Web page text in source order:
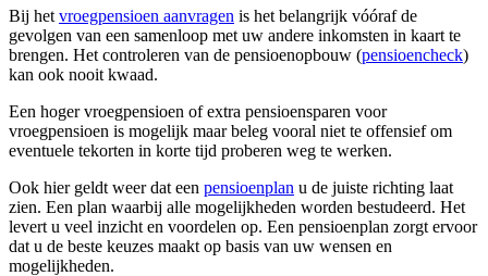
Bij het vroegpensioen aanvragen is het belangrijk vóóraf de
gevolgen van een samenloop met uw andere inkomsten in kaart te
brengen. Het controleren van de pensioenopbouw (pensioencheck)
kan ook nooit kwaad.
Een hoger vroegpensioen of extra pensioensparen voor
vroegpensioen is mogelijk maar beleg vooral niet te offensief om
eventuele tekorten in korte tijd proberen weg te werken.
Ook hier geldt weer dat een pensioenplan u de juiste richting laat
zien. Een plan waarbij alle mogelijkheden worden bestudeerd. Het
levert u veel inzicht en voordelen op. Een pensioenplan zorgt ervoor
dat u de beste keuzes maakt op basis van uw wensen en
mogelijkheden.